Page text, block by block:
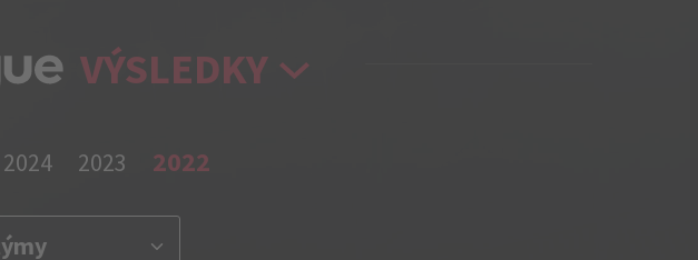
VÝSLEDKY
2024 2023 2022